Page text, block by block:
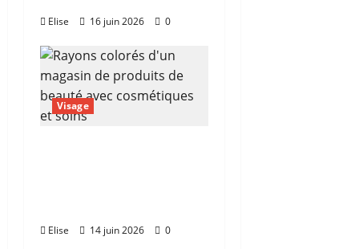
Elise 16 juin 2026 0
Visage
Elise 14 juin 2026 0